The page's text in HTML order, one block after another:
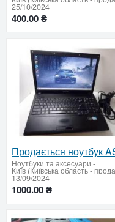
25/10/2024
400.00 ₴
Ноутбуки та аксесуари -
13/09/2024
1000.00 ₴